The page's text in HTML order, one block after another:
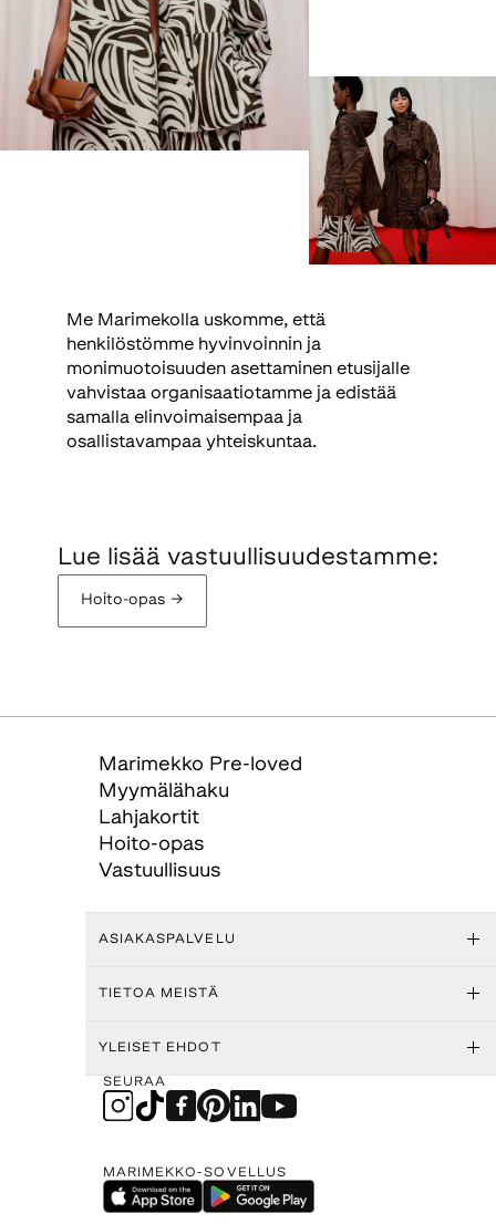
Me Marimekolla uskomme, että
henkilöstömme hyvinvoinnin ja
monimuotoisuuden asettaminen etusijalle
vahvistaa organisaatiotamme ja edistää
samalla elinvoimaisempaa ja
osallistavampaa yhteiskuntaa.
Lue lisää vastuullisuudestamme:
Hoito-opas →
Marimekko Pre-loved
Myymälähaku
Lahjakortit
Hoito-opas
Vastuullisuus
ASIAKASPALVELU
TIETOA MEISTÄ
YLEISET EHDOT
SEURAA
MARIMEKKO-SOVELLUS